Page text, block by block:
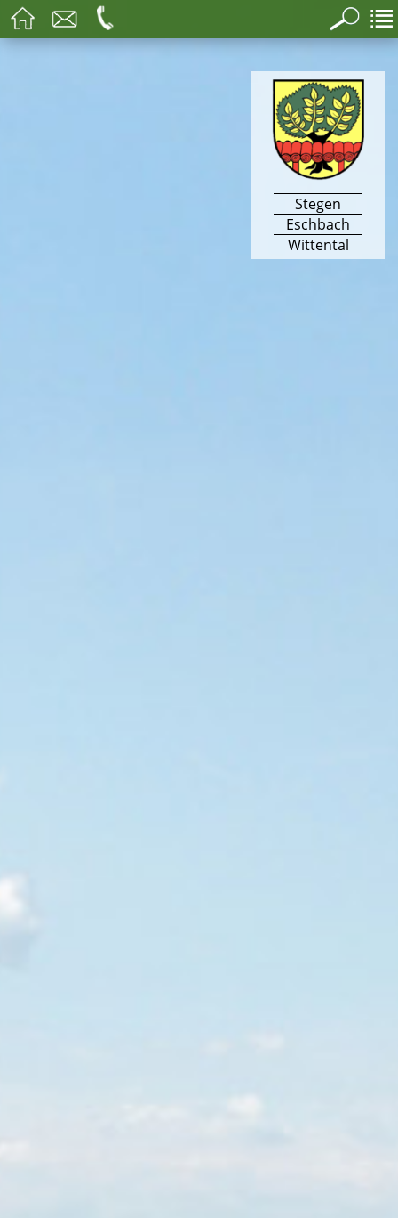
Stegen
Eschbach
Wittental